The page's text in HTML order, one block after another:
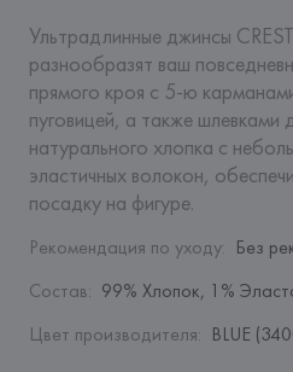
Ультрадлинные джинсы
разнообразят ваш
прямого кроя с 5-ю
пуговицей, а также шлевками
натурального хлопка с
эластичных волокон,
посадку на фигуре.
Рекомендация по уходу: Без
Состав: 99% Хлопок, 1%
Цвет производителя: BLUE